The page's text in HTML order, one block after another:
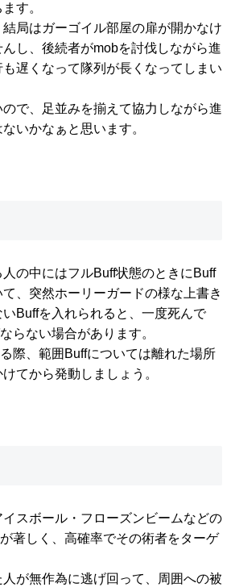
す。
局はガーゴイル部屋の扉が開かなけ
し、後続者がmobを討伐しながら進
遅くなって隊列が長くなってしまい
で、足並みを揃えて協力しながら進
いかなぁと思います。
の中にはフルBuff状態のときにBuff
、突然ホーリーガードの様な上書き
Buffを入れられると、一度死んで
らない場合があります。
際、範囲Buffについては離れた場所
てから発動しましょう。
イスボール・フローズンビームなどの
著しく、高確率でその術者をターゲ
が無作為に逃げ回って、周囲への被